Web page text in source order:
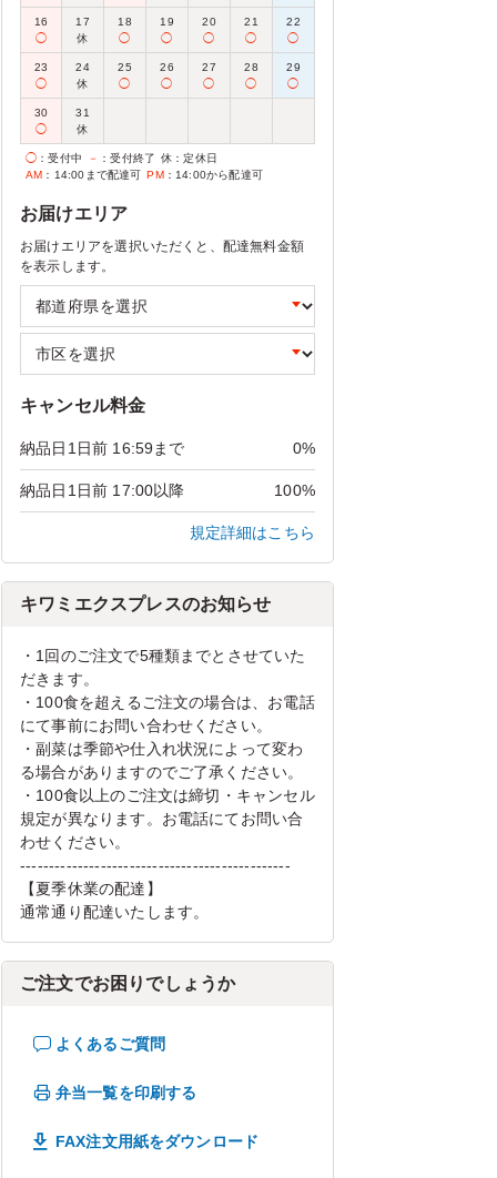
16
◯
17
休
18
◯
19
◯
20
◯
21
◯
22
◯
23
◯
24
休
25
◯
26
◯
27
◯
28
◯
29
◯
30
◯
31
休
◯ ：受付中 － ：受付終了 休 ：定休日
AM ：14:00まで配達可 PM：14:00から配達可
お届けエリア
お届けエリアを選択いただくと、配達無料金額
を表示します。
キャンセル料金
納品日1日前 16:59まで 0%
納品日1日前 17:00以降 100%
規定詳細はこちら
キワミエクスプレスのお知らせ
・1回のご注文で5種類までとさせていた
だきます。
・100食を超えるご注文の場合は、お電話
にて事前にお問い合わせください。
・副菜は季節や仕入れ状況によって変わ
る場合がありますのでご了承ください。
・100食以上のご注文は締切・キャンセル
規定が異なります。お電話にてお問い合
わせください。
-----------------------------------------------
【夏季休業の配達】
通常通り配達いたします。
ご注文でお困りでしょうか
よくあるご質問
弁当一覧を印刷する
FAX注文用紙をダウンロード